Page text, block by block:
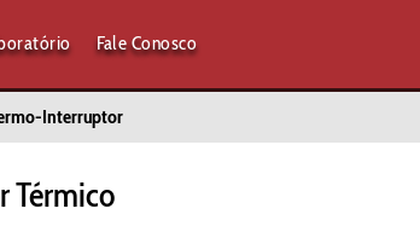
Fale Conosco
Interruptor
Térmico